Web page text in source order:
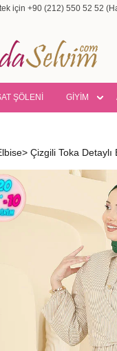
için +90 (212) 550 52 52
ŞÖLENİ GİYİM
> Çizgili Toka